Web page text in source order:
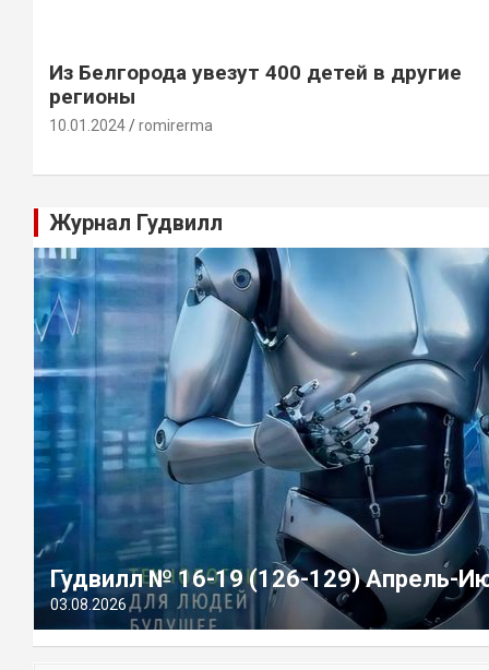
Из Белгорода увезут 400 детей в другие
регионы
10.01.2024 romirerma
Журнал Гудвилл
Гудвилл № 16-19 (126-129) Апрель-
03.08.2026